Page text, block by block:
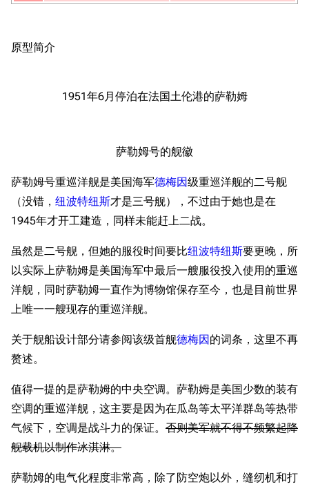
原型简介
1951年6月停泊在法国土伦港的萨勒姆
萨勒姆号的舰徽
萨勒姆号重巡洋舰是美国海军德梅因级重巡洋舰的二号舰
（没错， 纽波特纽斯才是三号舰），不过由于她也是在
1945年才开工建造，同样未能赶上二战。
虽然是二号舰，但她的服役时间要比纽波特纽斯要更晚，所
以实际上萨勒姆是美国海军中最后一艘服役投入使用的重巡
洋舰，同时萨勒姆一直作为博物馆保存至今，也是目前世界
上唯一一艘现存的重巡洋舰。
关于舰船设计部分请参阅该级首舰德梅因的词条，这里不再
赘述。
值得一提的是萨勒姆的中央空调。萨勒姆是美国少数的装有
空调的重巡洋舰，这主要是因为在瓜岛等太平洋群岛等热带
气候下，空调是战斗力的保证。 否则美军就不得不频繁起降
舰载机以制作冰淇淋。
萨勒姆的电气化程度非常高，除了防空炮以外，缝纫机和打